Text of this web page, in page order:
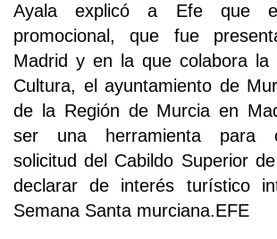
Ayala explicó a Efe que
promocional, que fue
Madrid y en la que colabora la
Cultura, el ayuntamiento de
de la Región de Murcia en
ser una herramienta para
solicitud del Cabildo Superior
declarar de interés turístico
Semana Santa murciana.EFE